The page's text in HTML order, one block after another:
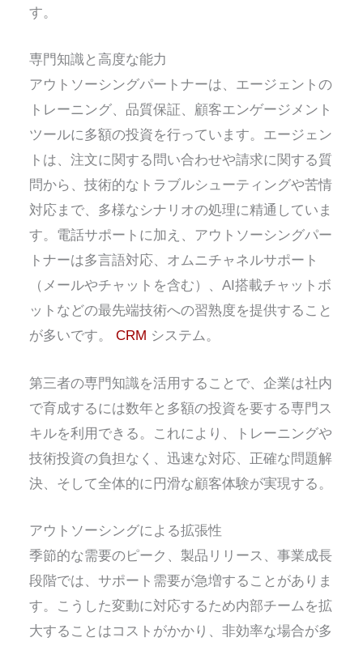
す。
専門知識と高度な能力
アウトソーシングパートナーは、エージェントの
トレーニング、品質保証、顧客エンゲージメント
ツールに多額の投資を行っています。エージェン
トは、注文に関する問い合わせや請求に関する質
問から、技術的なトラブルシューティングや苦情
対応まで、多様なシナリオの処理に精通していま
す。電話サポートに加え、アウトソーシングパー
トナーは多言語対応、オムニチャネルサポート
（メールやチャットを含む）、AI搭載チャットボ
ットなどの最先端技術への習熟度を提供すること
が多いです。CRM システム。
第三者の専門知識を活用することで、企業は社内
で育成するには数年と多額の投資を要する専門ス
キルを利用できる。これにより、トレーニングや
技術投資の負担なく、迅速な対応、正確な問題解
決、そして全体的に円滑な顧客体験が実現する。
アウトソーシングによる拡張性
季節的な需要のピーク、製品リリース、事業成長
段階では、サポート需要が急増することがありま
す。こうした変動に対応するため内部チームを拡
大することはコストがかかり、非効率な場合が多